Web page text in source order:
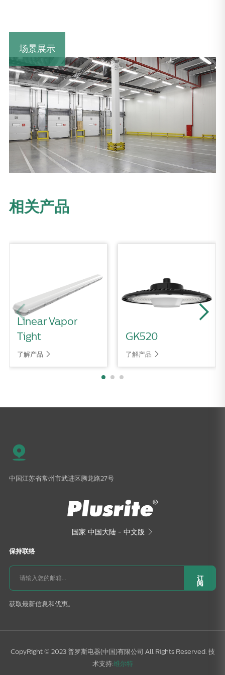
场景展示
相关产品
Linear Vapor
Tight
了解产品 
GK520
了解产品 
中国江苏省常州市武进区腾龙路27号
国家 中国大陆 - 中文版 
保持联络
订
阅
获取最新信息和优惠。
CopyRight © 2023 普罗斯电器(中国)有限公司 All Rights Reserved. 技
术支持:维尔特